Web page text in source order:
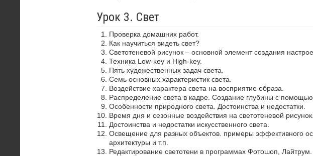
Урок 3. Свет
Проверка домашних работ.
Как научиться видеть свет?
Светотеневой рисунок – основной элемент создания
Техника Low-key и High-key.
Пять художественных задач света.
Семь основных характеристик света.
Воздействие характера света на восприятие образа.
Распределение света в кадре. Создание глубины с помощью
Особенности природного света. Достоинства и недостатки.
Время дня и сезонные воздействия на светотеневой рисунок.
Достоинства и недостатки искусственного света.
Освещение для разных объектов. примеры эффективного
архитектуры и т.п.
Редактирование светотени в программах Фотошоп, Лайтрум.